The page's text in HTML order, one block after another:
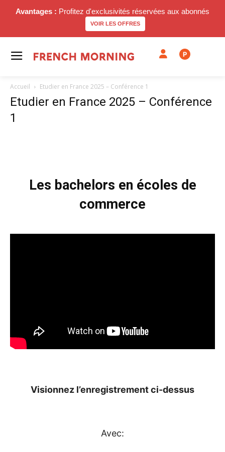
Avantages : Profitez d'exclusivités réservées aux abonnés
VOIR LES OFFRES
P
Accueil Etudier en France 2025 – Conférence 1
Etudier en France 2025 – Conférence
1
Les bachelors en écoles de
commerce
Visionnez l’enregistrement ci-dessus
Avec: